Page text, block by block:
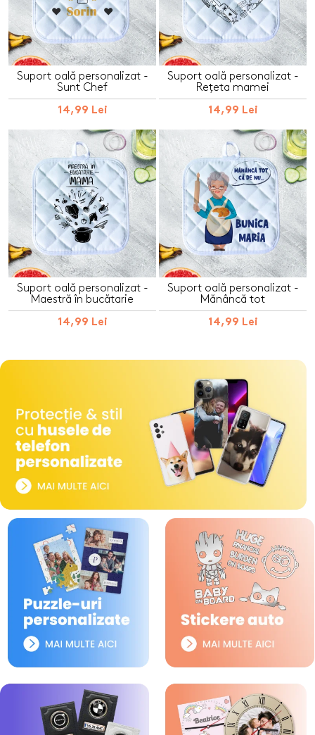
Suport oală personalizat -
Sunt Chef
14,99 Lei
Suport oală personalizat -
Rețeta mamei
14,99 Lei
Suport oală personalizat -
Maestră în bucătarie
14,99 Lei
Suport oală personalizat -
Mănâncă tot
14,99 Lei